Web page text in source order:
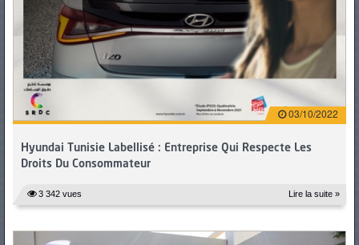
03/10/2022
Hyundai Tunisie Labellisé : Entreprise Qui Respecte Les
Droits Du Consommateur
3 342 vues Lire la suite »